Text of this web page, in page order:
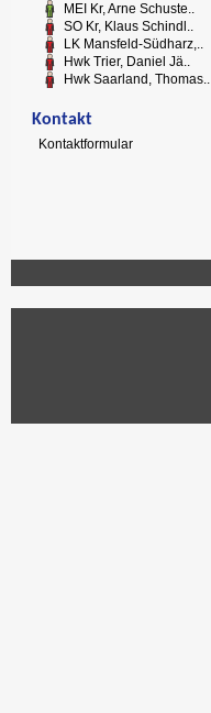
MEI Kr, Arne Schuste..
SO Kr, Klaus Schindl..
LK Mansfeld-Südharz,..
Hwk Trier, Daniel Jä..
Hwk Saarland, Thomas..
Kontakt
Kontaktformular